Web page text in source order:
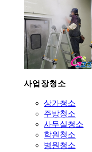
사업장청소
상가청소
주방청소
사무실청소
학원청소
병원청소